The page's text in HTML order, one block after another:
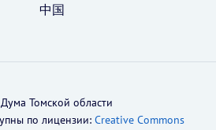
中国
Томской области
по лицензии: Creative Commons